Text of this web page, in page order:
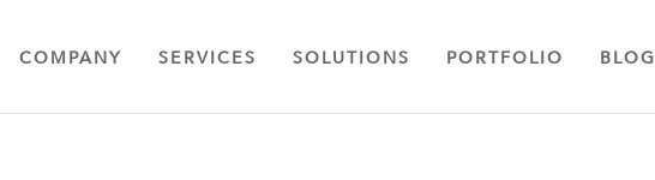
COMPANY SERVICES SOLUTIONS PORTFOLIO BLOG